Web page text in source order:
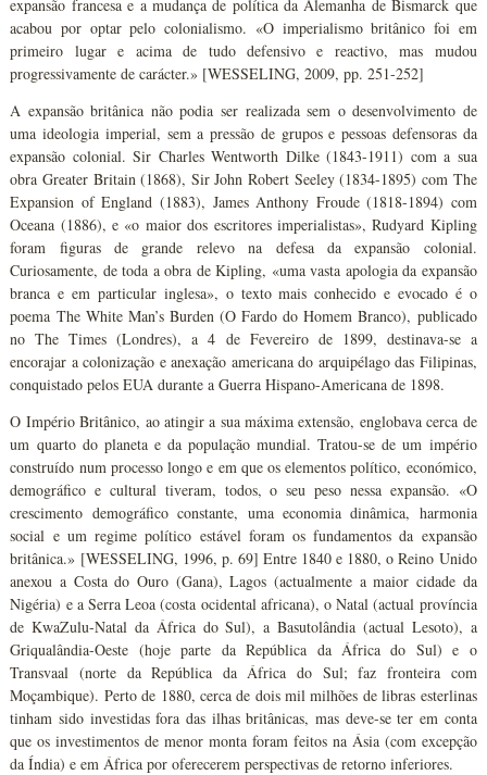
expansão francesa e a mudança de política da Alemanha de Bismarck que
acabou por optar pelo colonialismo. «O imperialismo britânico foi em
primeiro lugar e acima de tudo defensivo e reactivo, mas mudou
progressivamente de carácter.» [WESSELING, 2009, pp. 251-252]
A expansão britânica não podia ser realizada sem o desenvolvimento de
uma ideologia imperial, sem a pressão de grupos e pessoas defensoras da
expansão colonial. Sir Charles Wentworth Dilke (1843-1911) com a sua
obra Greater Britain (1868), Sir John Robert Seeley (1834-1895) com The
Expansion of England (1883), James Anthony Froude (1818-1894) com
Oceana (1886), e «o maior dos escritores imperialistas», Rudyard Kipling
foram figuras de grande relevo na defesa da expansão colonial.
Curiosamente, de toda a obra de Kipling, «uma vasta apologia da expansão
branca e em particular inglesa», o texto mais conhecido e evocado é o
poema The White Man’s Burden (O Fardo do Homem Branco), publicado
no The Times (Londres), a 4 de Fevereiro de 1899, destinava-se a
encorajar a colonização e anexação americana do arquipélago das Filipinas,
conquistado pelos EUA durante a Guerra Hispano-Americana de 1898.
O Império Britânico, ao atingir a sua máxima extensão, englobava cerca de
um quarto do planeta e da população mundial. Tratou-se de um império
construído num processo longo e em que os elementos político, económico,
demográfico e cultural tiveram, todos, o seu peso nessa expansão. «O
crescimento demográfico constante, uma economia dinâmica, harmonia
social e um regime político estável foram os fundamentos da expansão
britânica.» [WESSELING, 1996, p. 69] Entre 1840 e 1880, o Reino Unido
anexou a Costa do Ouro (Gana), Lagos (actualmente a maior cidade da
Nigéria) e a Serra Leoa (costa ocidental africana), o Natal (actual província
de KwaZulu-Natal da África do Sul), a Basutolândia (actual Lesoto), a
Griqualândia-Oeste (hoje parte da República da África do Sul) e o
Transvaal (norte da República da África do Sul; faz fronteira com
Moçambique). Perto de 1880, cerca de dois mil milhões de libras esterlinas
tinham sido investidas fora das ilhas britânicas, mas deve-se ter em conta
que os investimentos de menor monta foram feitos na Ásia (com excepção
da Índia) e em África por oferecerem perspectivas de retorno inferiores.